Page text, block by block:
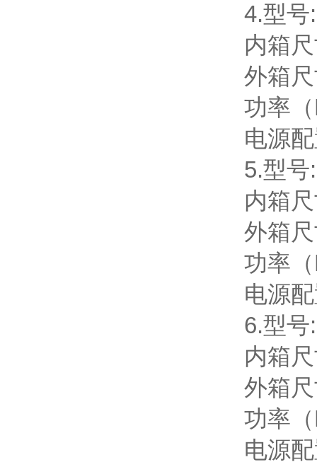
4.型号
内箱
外箱
功率
电源
5.型号
内箱
外箱
功率
电源
6.型号
内箱
外箱
功率
电源